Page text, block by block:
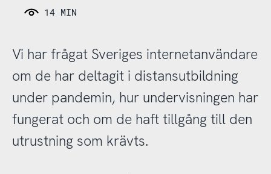
14 MIN
Vi har frågat Sveriges internetanvändare
om de har deltagit i distansutbildning
under pandemin, hur undervisningen har
fungerat och om de haft tillgång till den
utrustning som krävts.